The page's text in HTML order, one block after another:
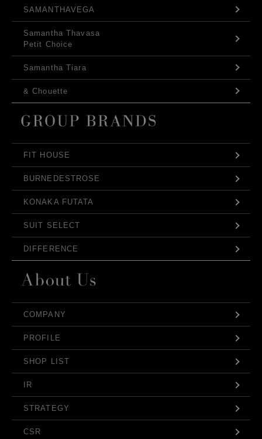
SAMANTHAVEGA
Samantha Thavasa
Petit Choice
Samantha Tiara
& Chouette
FIT HOUSE
BURNEDESTROSE
KONAKA FUTATA
SUIT SELECT
DIFFERENCE
COMPANY
PROFILE
SHOP LIST
IR
STRATEGY
CSR